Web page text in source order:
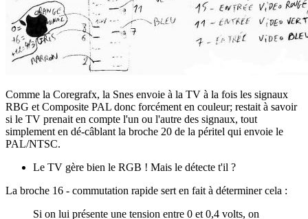
Comme la Coregrafx, la Snes envoie à la TV à la fois les signaux
RBG et Composite PAL donc forcément en couleur; restait à savoir
si le TV prenait en compte l'un ou l'autre des signaux, tout
simplement en dé-câblant la broche 20 de la péritel qui envoie le
PAL/NTSC.
Le TV gère bien le RGB ! Mais le détecte t'il ?
La broche 16 - commutation rapide sert en fait à déterminer cela :
Si on lui présente une tension entre 0 et 0,4 volts, on